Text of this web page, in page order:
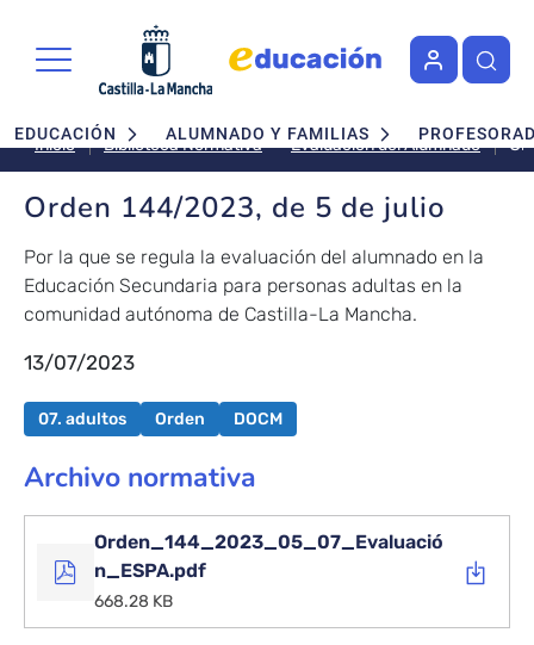
Navegación principal
EDUCACIÓN ALUMNADO Y FAMILIAS
Inicio Biblioteca Normativa Evaluación del Alumnado
Orden 144/2023, de 5 de julio
Por la que se regula la evaluación del alumnado en la
Educación Secundaria para personas adultas en la
comunidad autónoma de Castilla-La Mancha.
13/07/2023
07. adultos Orden DOCM
Archivo normativa
Orden_144_2023_05_07_Evaluació
n_ESPA.pdf
668.28 KB